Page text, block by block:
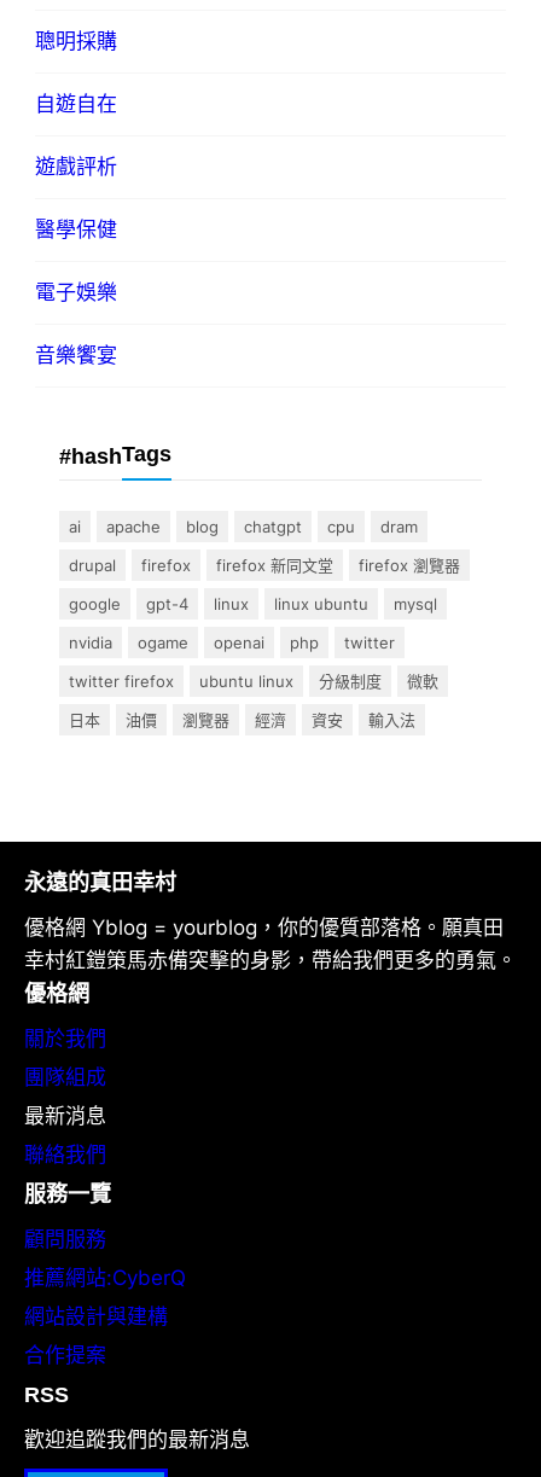
聰明採購
自遊自在
遊戲評析
醫學保健
電子娛樂
音樂饗宴
#hashTags
ai apache blog chatgpt cpu
dram
drupal
firefox firefox 新同文堂
firefox 瀏覽器
google
gpt-4 linux linux ubuntu
mysql
nvidia
ogame openai php
twitter
twitter firefox
ubuntu linux 分級制度
微軟
日本
油價 瀏覽器 經濟 資安 輸入法
永遠的真田幸村
優格網 Yblog = yourblog，你的優質部落格。願真田
幸村紅鎧策馬赤備突擊的身影，帶給我們更多的勇氣。
優格網
關於我們
團隊組成
最新消息
聯絡我們
服務一覽
顧問服務
推薦網站:CyberQ
網站設計與建構
合作提案
RSS
歡迎追蹤我們的最新消息